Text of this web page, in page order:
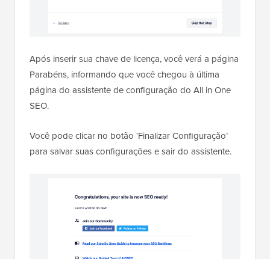
Após inserir sua chave de licença, você verá a página
Parabéns, informando que você chegou à última
página do assistente de configuração do All in One
SEO.
Você pode clicar no botão ‘Finalizar Configuração’
para salvar suas configurações e sair do assistente.